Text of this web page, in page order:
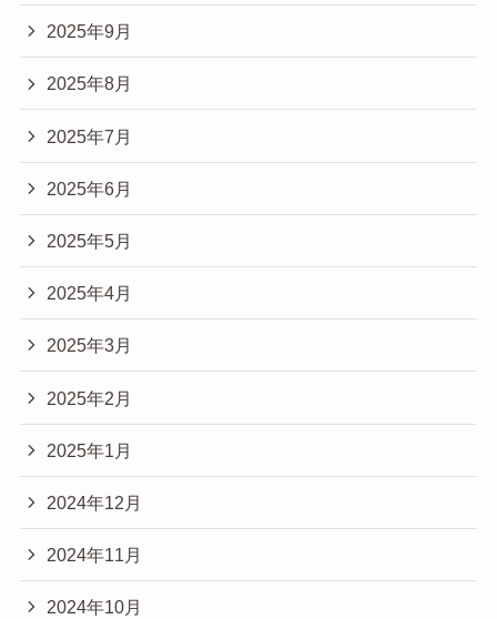
2025年9月
2025年8月
2025年7月
2025年6月
2025年5月
2025年4月
2025年3月
2025年2月
2025年1月
2024年12月
2024年11月
2024年10月